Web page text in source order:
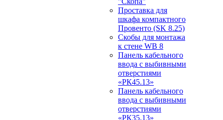
Проставка для
шкафа компактного
Провенто (SK 8.25)
Скобы для монтажа
к стене WB 8
Панель кабельного
ввода с выбивными
отверстиями
«РК45.13»
Панель кабельного
ввода с выбивными
отверстиями
«РК35.13»